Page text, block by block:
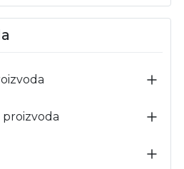
proizvoda